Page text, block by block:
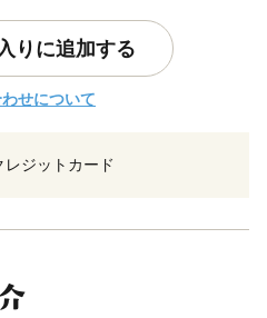
りに追加する
せについて
レジットカード